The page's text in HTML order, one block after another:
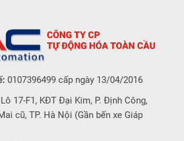
0107396499 cấp ngày 13/04/2016
Lô 17-F1, KĐT Đại Kim, P. Định Công,
cũ, TP. Hà Nội (Gần bến xe Giáp